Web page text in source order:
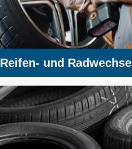
Reifen- und Radwechsel